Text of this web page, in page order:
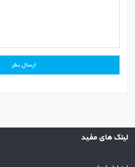
لینک های مفید